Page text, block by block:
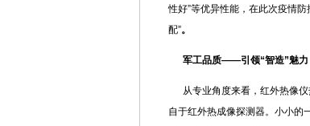
性好”等优异性能，在此次疫情
配”。
军工品质——引领“智造”魅力
从专业角度来看，红外热像
自于红外热成像探测器。小小的